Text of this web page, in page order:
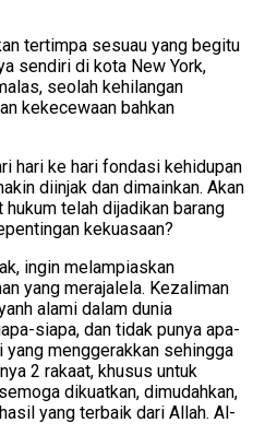
tertimpa sesuau yang begitu
sendiri di kota New York,
seolah kehilangan
kekecewaan bahkan
hari ke hari fondasi kehidupan
diinjak dan dimainkan. Akan
telah dijadikan barang
kekuasaan?
ingin melampiaskan
yang merajalela. Kezaliman
alami dalam dunia
siapa, dan tidak punya apa-
yang menggerakkan sehingga
2 rakaat, khusus untuk
dikuatkan, dimudahkan,
yang terbaik dari Allah. Al-